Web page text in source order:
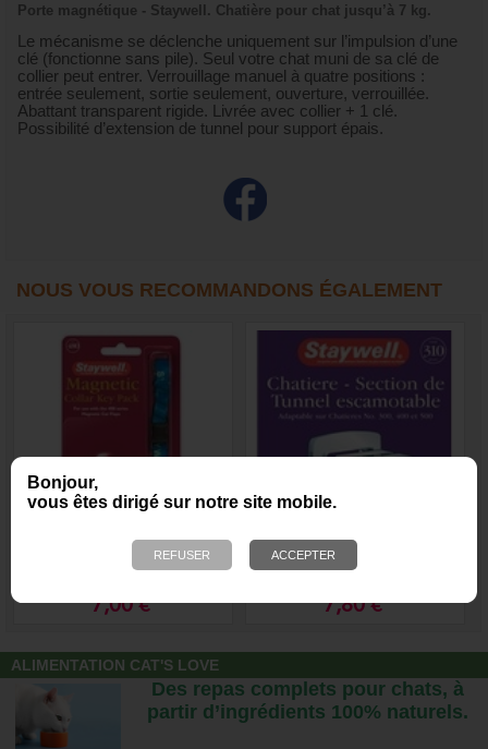
Bonjour,
vous êtes dirigé sur notre site mobile.
Porte magnétique - Staywell. Chatière pour chat jusqu’à 7 kg.
Le mécanisme se déclenche uniquement sur l’impulsion d’une
clé (fonctionne sans pile). Seul votre chat muni de sa clé de
collier peut entrer. Verrouillage manuel à quatre positions :
entrée seulement, sortie seulement, ouverture, verrouillée.
Abattant transparent rigide. Livrée avec collier + 1 clé.
Possibilité d’extension de tunnel pour support épais.
NOUS VOUS RECOMMANDONS ÉGALEMENT
Clé magnétique pour
7,00 €
Tunnel escamotable pour
7,80 €
ALIMENTATION CAT'S LOVE
Des repas complets pour chats, à
partir d’ingrédients 100% naturels.